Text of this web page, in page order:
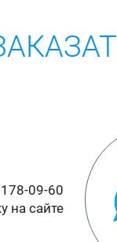
09-60
на сайте